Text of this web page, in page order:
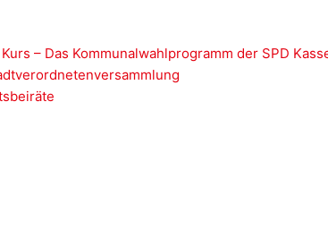
– Das Kommunalwahlprogramm der SPD